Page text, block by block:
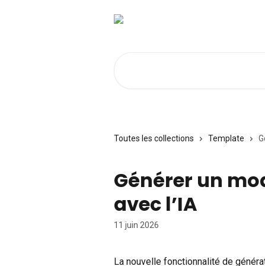
Toutes les collections Template
Générer un
avec l’IA
11 juin 2026
La nouvelle fonctionnalité de